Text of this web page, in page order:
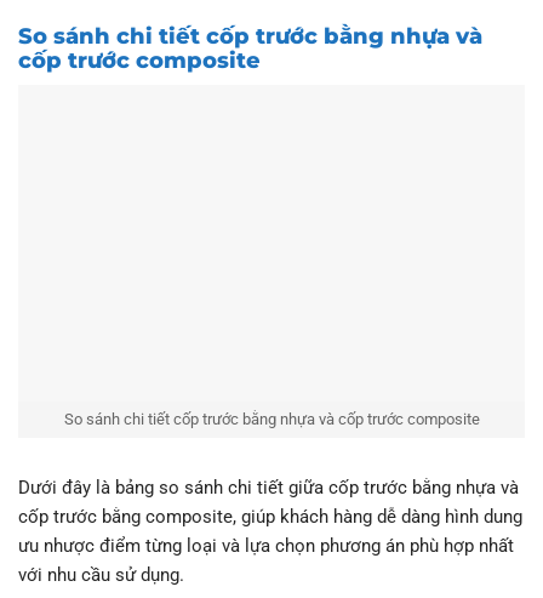
So sánh chi tiết cốp trước bằng nhựa và
cốp trước composite
So sánh chi tiết cốp trước bằng nhựa và cốp trước composite
Dưới đây là bảng so sánh chi tiết giữa cốp trước bằng nhựa và
cốp trước bằng composite, giúp khách hàng dễ dàng hình dung
ưu nhược điểm từng loại và lựa chọn phương án phù hợp nhất
với nhu cầu sử dụng.